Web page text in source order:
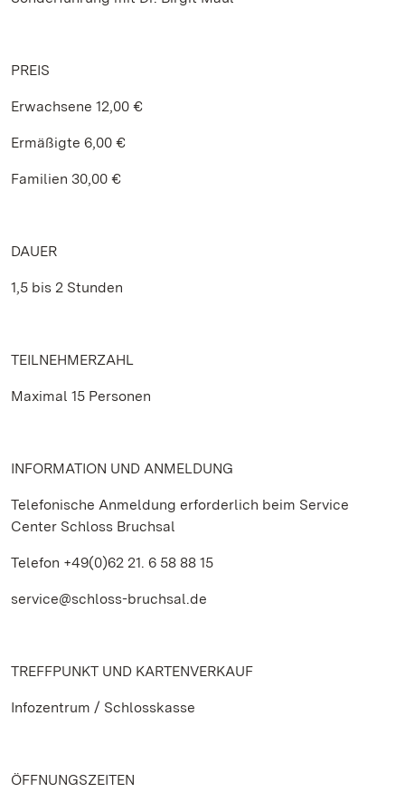
PREIS
Erwachsene 12,00 €
Ermäßigte 6,00 €
Familien 30,00 €
DAUER
1,5 bis 2 Stunden
TEILNEHMERZAHL
Maximal 15 Personen
INFORMATION UND ANMELDUNG
Telefonische Anmeldung erforderlich beim Service
Center Schloss Bruchsal
Telefon +49(0)62 21. 6 58 88 15
service@schloss-bruchsal.de
TREFFPUNKT UND KARTENVERKAUF
Infozentrum / Schlosskasse
ÖFFNUNGSZEITEN